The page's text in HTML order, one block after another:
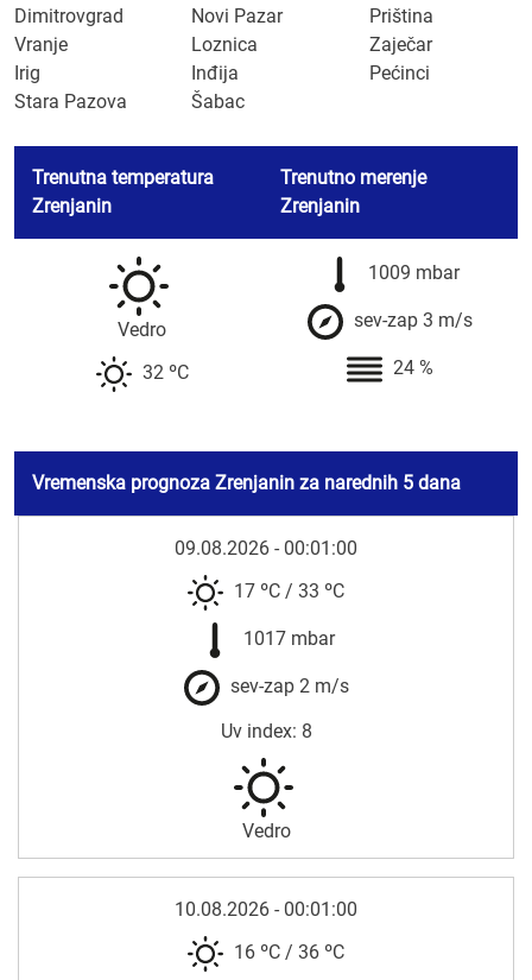
Dimitrovgrad
Novi Pazar
Priština
Vranje
Loznica
Zaječar
Irig
Inđija
Pećinci
Stara Pazova
Šabac
Trenutna temperatura
Zrenjanin
Trenutno merenje
Zrenjanin
Vedro
32 ºC
1009 mbar
sev-zap 3 m/s
24 %
Vremenska prognoza Zrenjanin za narednih 5 dana
09.08.2026 - 00:01:00
17 ºC / 33 ºC
1017 mbar
sev-zap 2 m/s
Uv index: 8
Vedro
10.08.2026 - 00:01:00
16 ºC / 36 ºC